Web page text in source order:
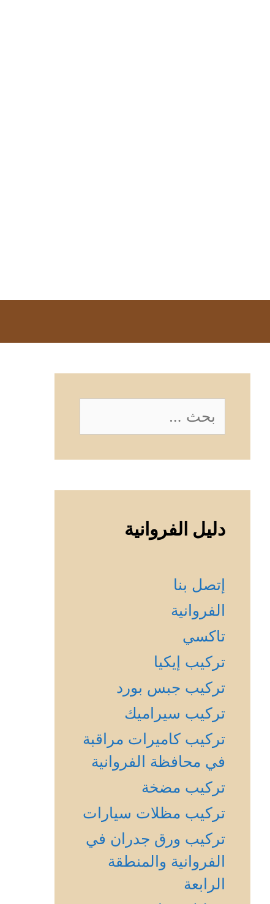
البحث
عن:
دليل الفروانية
إتصل بنا
الفروانية
تاكسي
تركيب إيكيا
تركيب جبس بورد
تركيب سيراميك
تركيب كاميرات مراقبة
في محافظة الفروانية
تركيب مضخة
تركيب مظلات سيارات
تركيب ورق جدران في
الفروانية والمنطقة
الرابعة